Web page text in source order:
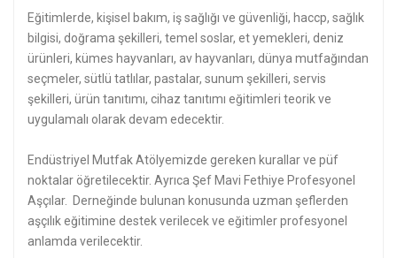
Eğitimlerde, kişisel bakım, iş sağlığı ve güvenliği, haccp, sağlık
bilgisi, doğrama şekilleri, temel soslar, et yemekleri, deniz
ürünleri, kümes hayvanları, av hayvanları, dünya mutfağından
seçmeler, sütlü tatlılar, pastalar, sunum şekilleri, servis
şekilleri, ürün tanıtımı, cihaz tanıtımı eğitimleri teorik ve
uygulamalı olarak devam edecektir.
Endüstriyel Mutfak Atölyemizde gereken kurallar ve püf
noktalar öğretilecektir. Ayrıca Şef Mavi Fethiye Profesyonel
Aşçılar. Derneğinde bulunan konusunda uzman şeflerden
aşçılık eğitimine destek verilecek ve eğitimler profesyonel
anlamda verilecektir.